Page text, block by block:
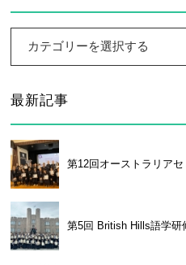
カテゴリーを選択する
最新記事
第12回オーストラリア
第5回 British Hills語学研